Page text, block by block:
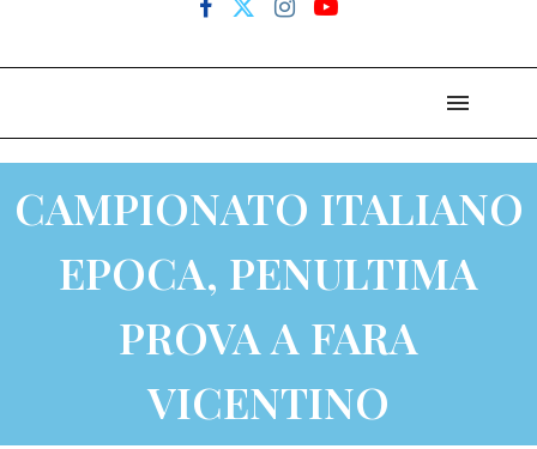
CAMPIONATO ITALIANO
EPOCA, PENULTIMA
PROVA A FARA
VICENTINO